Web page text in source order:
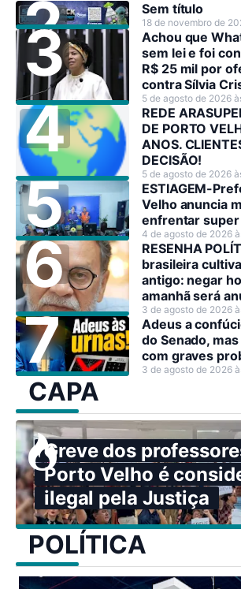
Sem título
18 de novembro de
Achou que
sem lei e foi
R$ 25 mil por
contra Sílvia
5 de agosto de 2026
REDE
DE PORTO
ANOS.
DECISÃO!
5 de agosto de 2026
ESTIAGEM-
Velho anuncia
enfrentar super
4 de agosto de 2026
RESENHA
brasileira
antigo: negar
amanhã será
decisão
3 de agosto de 2026
Adeus a
do Senado,
com graves
3 de agosto de 2026
CAPA
Greve dos
Porto Velho é
ilegal pela Justiça
POLÍTICA